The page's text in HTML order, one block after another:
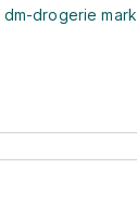
dm-drogerie